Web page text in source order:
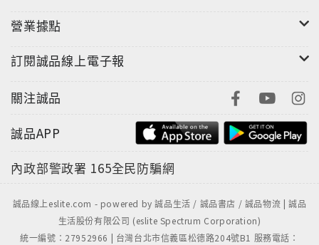
營業據點
訂閱誠品線上電子報
關注誠品
誠品APP
內政部警政署 165全民防騙網
誠品線上eslite.com - powered by 誠品生活 / 誠品書店 / 誠品物流 | 誠品
生活股份有限公司 (eslite Spectrum Corporation)
統一編號：27952966 | 台灣台北市信義區松德路204號B1 服務電話：